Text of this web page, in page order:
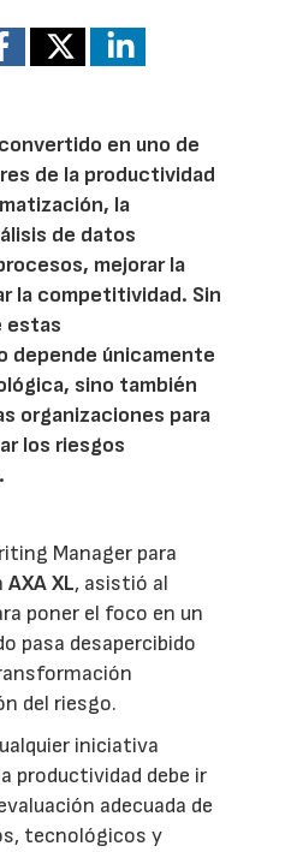
en uno de
de la productividad
la
de datos
mejorar la
la competitividad. Sin
estas
depende únicamente
sino también
organizaciones para
los riesgos
Manager para
AXA XL, asistió al
poner el foco en un
pasa desapercibido
del riesgo.
iniciativa
productividad debe ir
adecuada de
tecnológicos y